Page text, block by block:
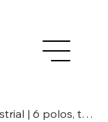
MR107 T1MA/6 Motor asíncrono industrial | 6 polos, trifásico | 5,4 kW / 6,2 kW